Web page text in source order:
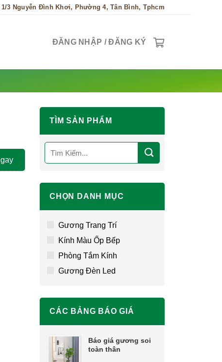
1/3 Nguyễn Đình Khơi, Phường 4, Tân Bình, Tphcm
ĐĂNG NHẬP / ĐĂNG KÝ
TÌM SẢN PHẨM
Tìm
kiếm:
CHỌN DANH MỤC
Gương Trang Trí
Kính Màu Ốp Bếp
Phòng Tắm Kính
Gương Đèn Led
CÁC BẢNG BÁO GIÁ
Báo giá gương soi
toàn thân